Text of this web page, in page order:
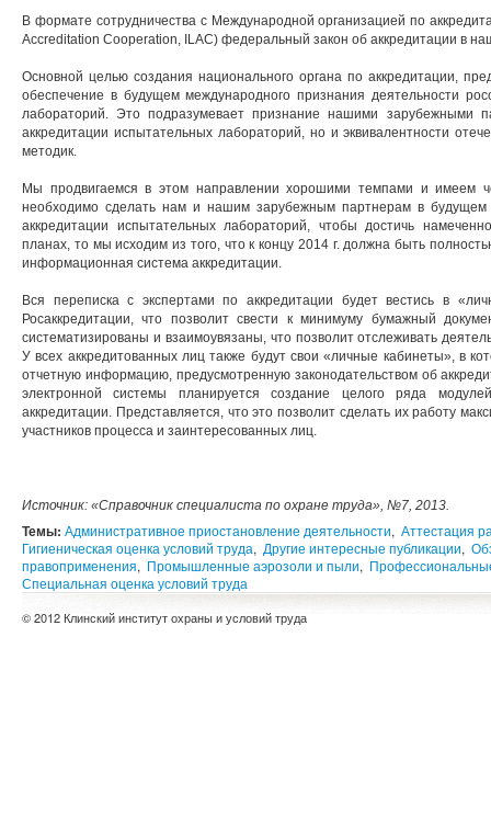
В формате сотрудничества с Международной организацией по
Accreditation Cooperation, ILAC) федеральный закон об аккредитации в
Основной целью создания национального органа по аккредитации,
обеспечение в будущем международного признания деятельности
лабораторий. Это подразумевает признание нашими зарубежными
аккредитации испытательных лабораторий, но и эквивалентности
методик.
Мы продвигаемся в этом направлении хорошими темпами и имеем
необходимо сделать нам и нашим зарубежным партнерам в будущем
аккредитации испытательных лабораторий, чтобы достичь
планах, то мы исходим из того, что к концу 2014 г. должна быть
информационная система аккредитации.
Вся переписка с экспертами по аккредитации будет вестись в
Росаккредитации, что позволит свести к минимуму бумажный
систематизированы и взаимоувязаны, что позволит отслеживать
У всех аккредитованных лиц также будут свои «личные кабинеты», в
отчетную информацию, предусмотренную законодательством об
электронной системы планируется создание целого ряда
аккредитации. Представляется, что это позволит сделать их работу
участников процесса и заинтересованных лиц.
Источник: «Справочник специалиста по охране труда», №7, 2013.
Темы: Административное приостановление деятельности, Аттестация
Гигиеническая оценка условий труда, Другие интересные публикации,
правоприменения, Промышленные аэрозоли и пыли,
Специальная оценка условий труда
© 2012 Клинский институт охраны и условий труда